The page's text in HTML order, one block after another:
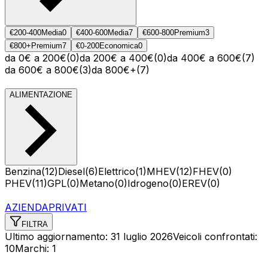
€200-400Media0 €400-600Media7 €600-800Premium3
€800+ Premium7 €0-200Economica0
da 0€ a 200€(0)da 200€ a 400€(0)da 400€ a 600€(7)
da 600€ a 800€(3)da 800€+(7)
ALIMENTAZIONE
Benzina(12)Diesel(6)Elettrico(1)MHEV(12)FHEV(0)
PHEV(11)GPL(0)Metano(0)Idrogeno(0)EREV(0)
AZIENDAPRIVATI
FILTRA
Ultimo aggiornamento: 31 luglio 2026Veicoli confrontati:
10Marchi: 1